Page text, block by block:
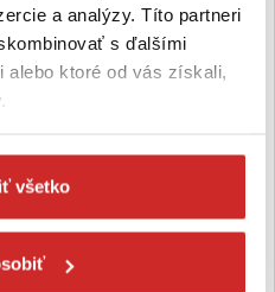
a analýzy. Títo partneri
s ďalšími
alebo ktoré od vás získali,
všetko
SVX Poistná závlačka
pozinkovaná DIN 11024 4mm
Rozmer (mm): 4 mm
Dĺžka (mm): 80 mm
Povrchová úprava: biely